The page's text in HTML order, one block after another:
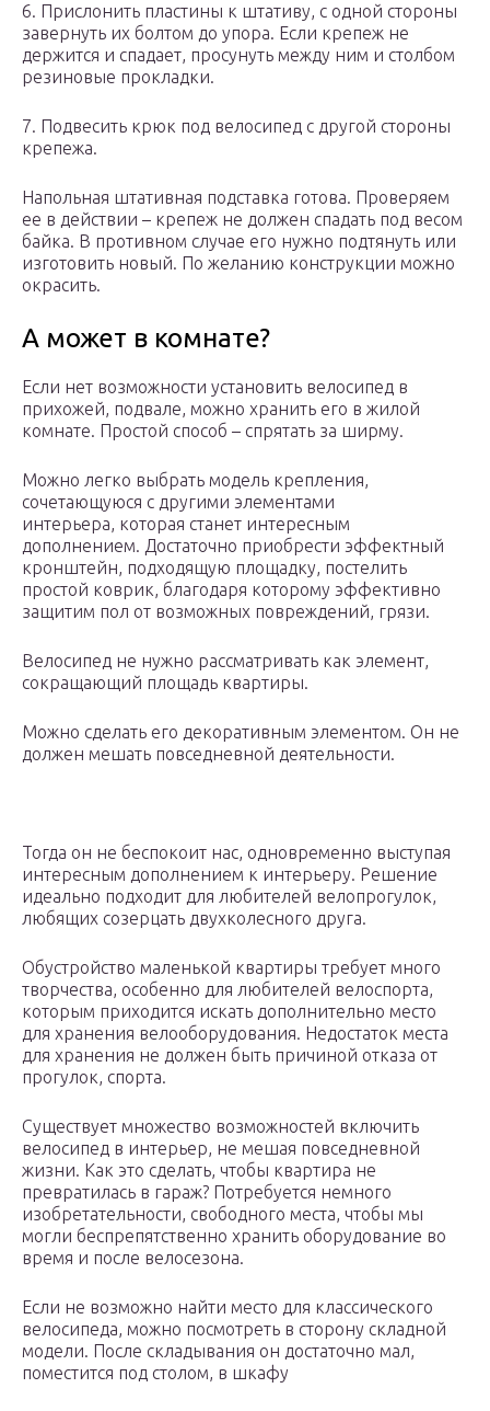
6. Прислонить пластины к штативу, с одной стороны
завернуть их болтом до упора. Если крепеж не
держится и спадает, просунуть между ним и столбом
резиновые прокладки.
7. Подвесить крюк под велосипед с другой стороны
крепежа.
Напольная штативная подставка готова. Проверяем
ее в действии – крепеж не должен спадать под весом
байка. В противном случае его нужно подтянуть или
изготовить новый. По желанию конструкции можно
окрасить.
А может в комнате?
Если нет возможности установить велосипед в
прихожей, подвале, можно хранить его в жилой
комнате. Простой способ – спрятать за ширму.
Можно легко выбрать модель крепления,
сочетающуюся с другими элементами
интерьера, которая станет интересным
дополнением. Достаточно приобрести эффектный
кронштейн, подходящую площадку, постелить
простой коврик, благодаря которому эффективно
защитим пол от возможных повреждений, грязи.
Велосипед не нужно рассматривать как элемент,
сокращающий площадь квартиры.
Можно сделать его декоративным элементом. Он не
должен мешать повседневной деятельности.
Тогда он не беспокоит нас, одновременно выступая
интересным дополнением к интерьеру. Решение
идеально подходит для любителей велопрогулок,
любящих созерцать двухколесного друга.
Обустройство маленькой квартиры требует много
творчества, особенно для любителей велоспорта,
которым приходится искать дополнительно место
для хранения велооборудования. Недостаток места
для хранения не должен быть причиной отказа от
прогулок, спорта.
Существует множество возможностей включить
велосипед в интерьер, не мешая повседневной
жизни. Как это сделать, чтобы квартира не
превратилась в гараж? Потребуется немного
изобретательности, свободного места, чтобы мы
могли беспрепятственно хранить оборудование во
время и после велосезона.
Если не возможно найти место для классического
велосипеда, можно посмотреть в сторону складной
модели. После складывания он достаточно мал,
поместится под столом, в шкафу